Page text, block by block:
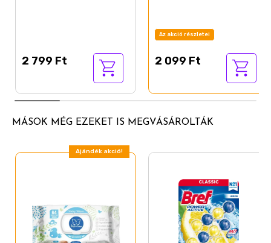
2 799 Ft
Az akció részletei
2 099 Ft
MÁSOK MÉG EZEKET IS MEGVÁSÁROLTÁK
Ajándék akció!